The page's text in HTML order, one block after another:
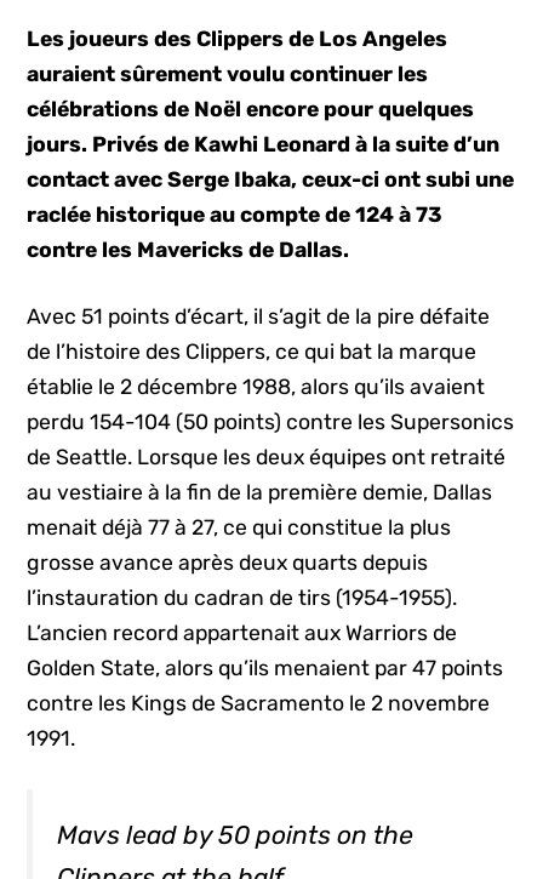
Les joueurs des Clippers de Los Angeles
auraient sûrement voulu continuer les
célébrations de Noël encore pour quelques
jours. Privés de Kawhi Leonard à la suite d’un
contact avec Serge Ibaka, ceux-ci ont subi une
raclée historique au compte de 124 à 73
contre les Mavericks de Dallas.
Avec 51 points d’écart, il s’agit de la pire défaite
de l’histoire des Clippers, ce qui bat la marque
établie le 2 décembre 1988, alors qu’ils avaient
perdu 154-104 (50 points) contre les Supersonics
de Seattle. Lorsque les deux équipes ont retraité
au vestiaire à la fin de la première demie, Dallas
menait déjà 77 à 27, ce qui constitue la plus
grosse avance après deux quarts depuis
l’instauration du cadran de tirs (1954-1955).
L’ancien record appartenait aux Warriors de
Golden State, alors qu’ils menaient par 47 points
contre les Kings de Sacramento le 2 novembre
1991.
Mavs lead by 50 points on the